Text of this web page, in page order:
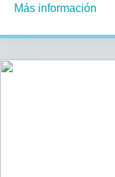
Más información